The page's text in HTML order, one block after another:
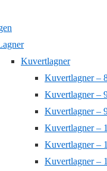
Kuvertlagner
Kuvertlagner –
Kuvertlagner –
Kuvertlagner –
Kuvertlagner –
Kuvertlagner –
Kuvertlagner –